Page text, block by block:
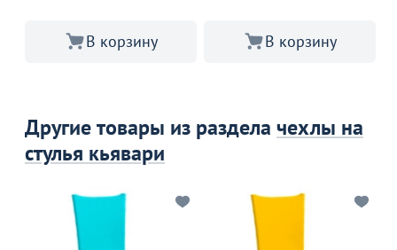
В корзину В корзину
Другие товары из раздела чехлы на
стулья кьявари